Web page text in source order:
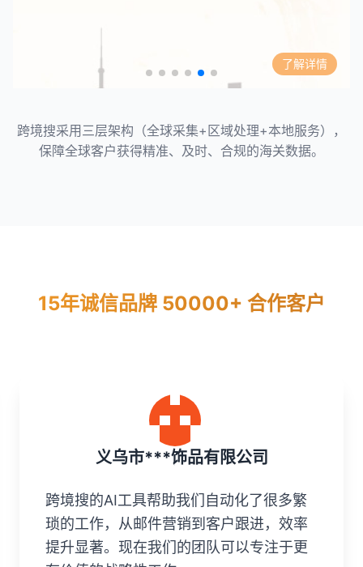
了解详情
跨境搜采用三层架构（全球采集+区域处理+本地服务），
保障全球客户获得精准、及时、合规的海关数据。
15年诚信品牌 50000+ 合作客户
义乌市***饰品有限公司
跨境搜的AI工具帮助我们自动化了很多繁
琐的工作，从邮件营销到客户跟进，效率
提升显著。现在我们的团队可以专注于更